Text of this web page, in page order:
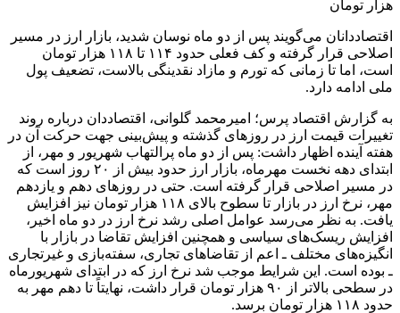
اقتصاددانان می‌گویند پس از دو ماه نوسان شدید، بازار ارز در مسیر
اصلاحی قرار گرفته و کف فعلی حدود ۱۱۴ تا ۱۱۸ هزار تومان
است، اما تا زمانی که تورم و مازاد نقدینگی بالاست، تضعیف پول
ملی ادامه دارد.
به گزارش اقتصاد پرس؛ امیرمحمد گلوانی، اقتصاددان درباره روند
تغییرات قیمت ارز در روز‌های گذشته و پیش‌بینی جهت حرکت آن در
هفته آینده اظهار داشت: پس از دو ماه پرالتهاب شهریور و مهر، از
ابتدای دهه نخست مهرماه، بازار ارز حدود بیش از ۲۰ روز است که
در مسیر اصلاحی قرار گرفته است. حتی در روز‌های دهم و یازدهم
مهر، نرخ ارز در بازار تا سطوح بالای ۱۱۸ هزار تومان نیز افزایش
یافت. به نظر می‌رسد عوامل اصلی رشد نرخ ارز در دو ماه اخیر،
افزایش ریسک‌های سیاسی و همچنین افزایش تقاضا در بازار با
انگیزه‌های مختلف ـ اعم از تقاضا‌های تجاری، سفته‌بازی و غیرتجاری
ـ بوده است. این شرایط موجب شد نرخ ارز که در ابتدای شهریورماه
در سطحی بالاتر از ۹۰ هزار تومان قرار داشت، نهایتاً تا دهم مهر به
حدود ۱۱۸ هزار تومان برسد.